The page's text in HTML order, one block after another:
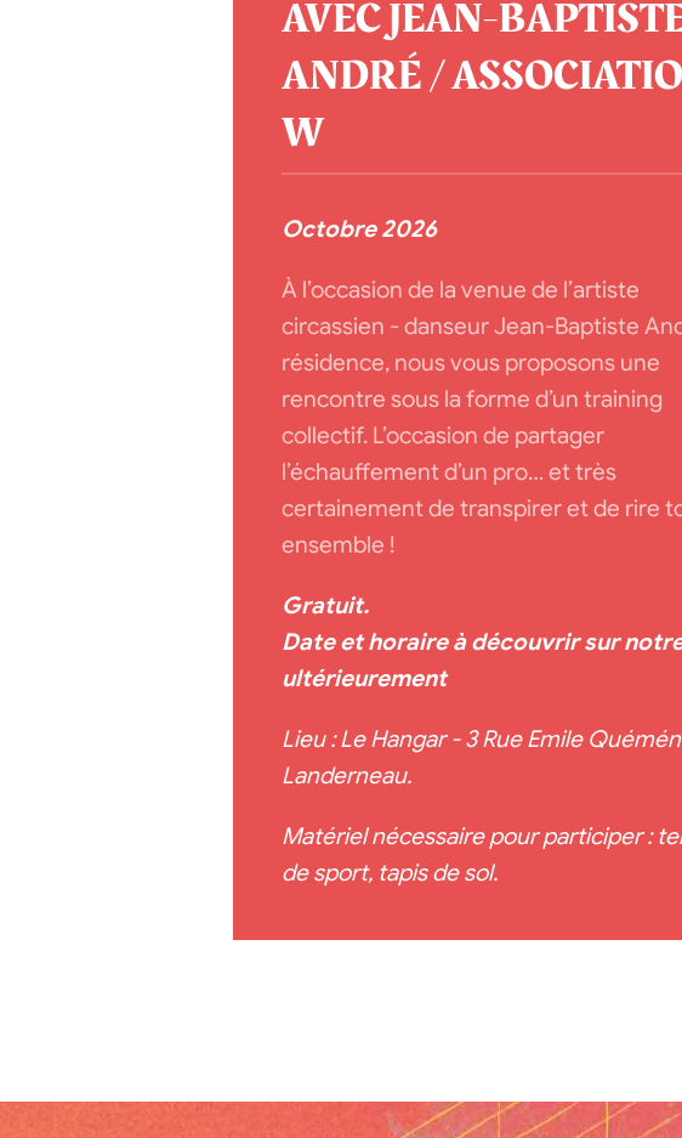
AVEC JEAN-
ANDRÉ /
W
Octobre 2026
À l’occasion de la venue de l’artiste
circassien - danseur Jean-Baptiste
résidence, nous vous proposons une
rencontre sous la forme d’un training
collectif. L’occasion de partager
l’échauffement d’un pro… et très
certainement de transpirer et de rire
ensemble !
Gratuit.
Date et horaire à découvrir sur
ultérieurement
Lieu : Le Hangar - 3 Rue Emile
Landerneau.
Matériel nécessaire pour participer :
de sport, tapis de sol.